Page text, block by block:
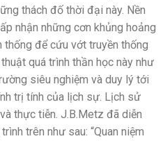
thách đố thời đại này. Nền
nhận những cơn khủng hoảng
thống để cứu vớt truyền thống
quá trình thần học này như
siêu nghiệm và duy lý tới
trị tính của lịch sự. Lịch sử
thực tiễn. J.B.Metz đã diễn
trên như sau: “Quan niệm